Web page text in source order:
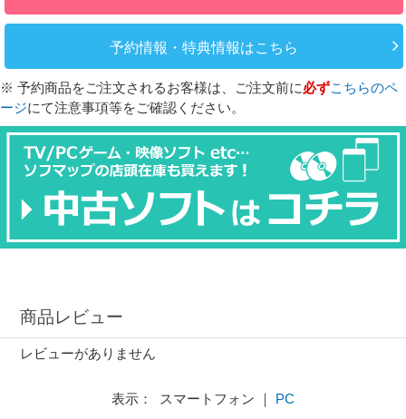
予約情報・特典情報はこちら
※ 予約商品をご注文されるお客様は、ご注文前に必ずこちらのペ
ージにて注意事項等をご確認ください。
商品レビュー
レビューがありません
表示： スマートフォン ｜ PC